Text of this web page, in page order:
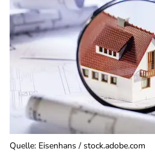
Quelle: Eisenhans / stock.adobe.com